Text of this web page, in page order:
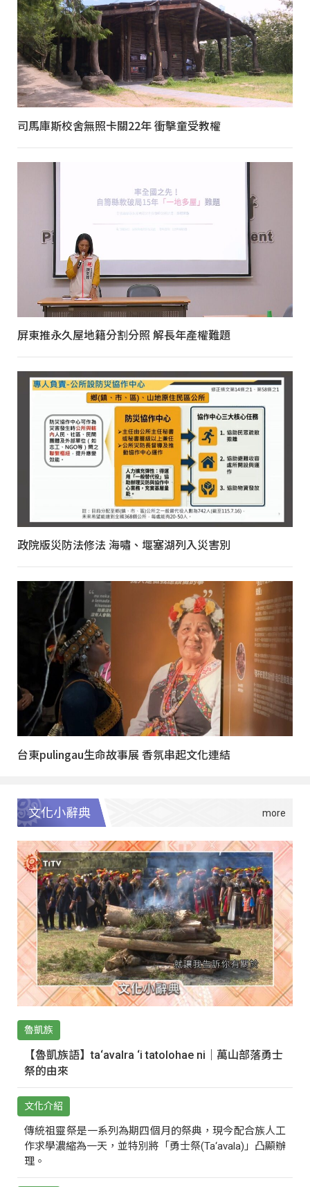
司馬庫斯校舍無照卡關22年 衝擊童受教權
屏東推永久屋地籍分割分照 解長年產權難題
政院版災防法修法 海嘯、堰塞湖列入災害別
台東pulingau生命故事展 香氛串起文化連結
文化小辭典
魯凱族
【魯凱族語】ta‘avalra ‘i tatolohae ni｜萬山部落勇士
祭的由來
文化介紹
傳統祖靈祭是一系列為期四個月的祭典，現今配合族人工
作求學濃縮為一天，並特別將「勇士祭(Ta‘avala)」凸顯辦
理。